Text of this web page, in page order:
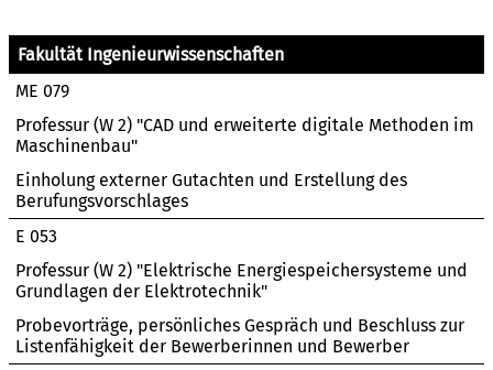
Fakultät Ingenieurwissenschaften
ME 079
Professur (W 2) "CAD und erweiterte digitale Methoden im
Maschinenbau"
Einholung externer Gutachten und Erstellung des
Berufungsvorschlages
E 053
Professur (W 2) "Elektrische Energiespeichersysteme und
Grundlagen der Elektrotechnik"
Probevorträge, persönliches Gespräch und Beschluss zur
Listenfähigkeit der Bewerberinnen und Bewerber